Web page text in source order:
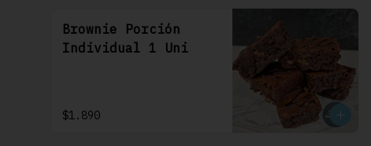
Brownie Porción
Individual 1 Uni
$1.890